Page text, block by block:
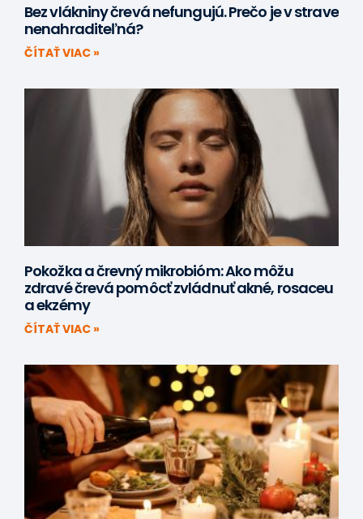
Bez vlákniny črevá nefungujú. Prečo je v strave
nenahraditeľná?
ČÍTAŤ VIAC »
Pokožka a črevný mikrobióm: Ako môžu
zdravé črevá pomôcť zvládnuť akné, rosaceu
a ekzémy
ČÍTAŤ VIAC »